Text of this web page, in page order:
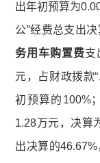
出年初预算为
公”经费总支出
务用车购置费支
元，占财政拨款
初预算的100%；
1.28万元，决算
出决算的46.67%